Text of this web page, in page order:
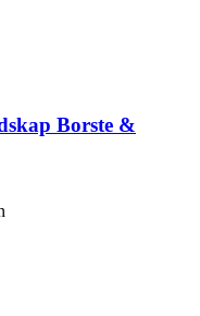
Borste &